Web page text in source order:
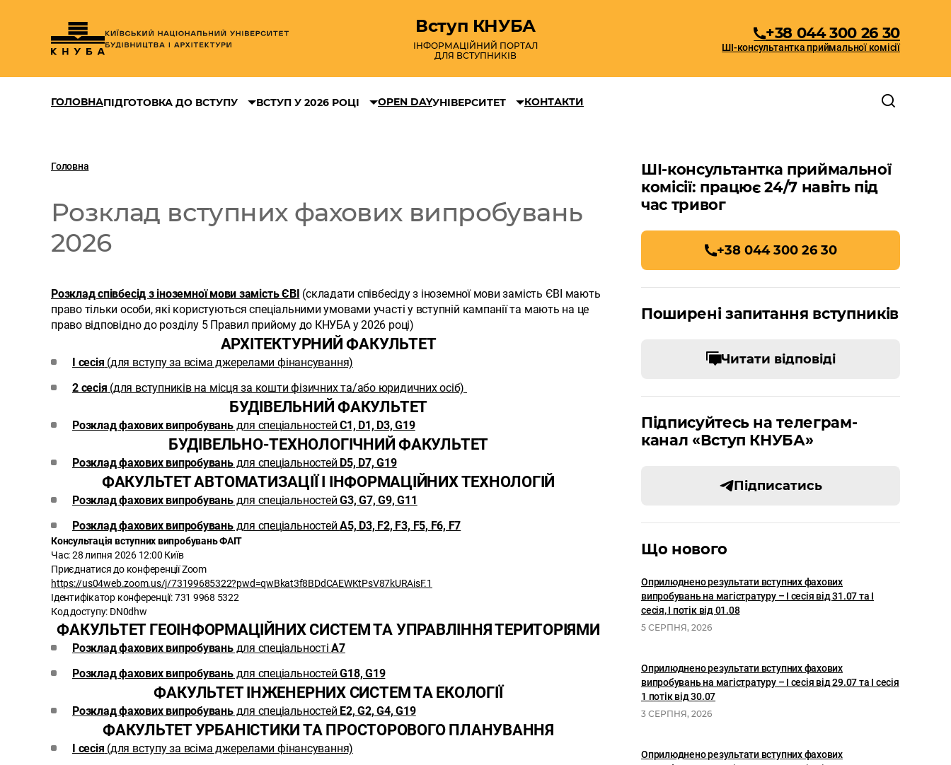
Вступ КНУБА
ІНФОРМАЦІЙНИЙ ПОРТАЛ
ДЛЯ ВСТУПНИКІВ
+38 044 300 26 30
ШІ-консультантка приймальної комісії
ГОЛОВНАПІДГОТОВКА ДО ВСТУПУ ВСТУП У 2026 РОЦІ OPEN DAYУНІВЕРСИТЕТ КОНТАКТИ
Головна
Розклад вступних фахових випробувань
2026
Розклад співбесід з іноземної мови замість ЄВІ (складати співбесіду з іноземної мови замість ЄВІ мають
право тільки особи, які користуються спеціальними умовами участі у вступній кампанії та мають на це
право відповідно до розділу 5 Правил прийому до КНУБА у 2026 році)
АРХІТЕКТУРНИЙ ФАКУЛЬТЕТ
І сесія (для вступу за всіма джерелами фінансування)
2 сесія (для вступників на місця за кошти фізичних та/або юридичних осіб)
БУДІВЕЛЬНИЙ ФАКУЛЬТЕТ
Розклад фахових випробуваньдля спеціальностейС1, D1, D3, G19
БУДІВЕЛЬНО-ТЕХНОЛОГІЧНИЙ ФАКУЛЬТЕТ
Розклад фахових випробуваньдля спеціальностей D5, D7, G19
ФАКУЛЬТЕТ АВТОМАТИЗАЦІЇ І ІНФОРМАЦІЙНИХ ТЕХНОЛОГІЙ
Розклад фахових випробуваньдля спеціальностейG3, G7, G9, G11
Розклад фахових випробуваньдля спеціальностейA5, D3, F2, F3, F5, F6, F7
Консультація вступних випробувань ФАІТ
Час: 28 липня 2026 12:00 Київ
Приєднатися до конференції Zoom
https://us04web.zoom.us/j/73199685322?pwd=qwBkat3f8BDdCAEWKtPsV87kURAisF.1
Ідентифікатор конференції: 731 9968 5322
Код доступу: DN0dhw
ФАКУЛЬТЕТ ГЕОІНФОРМАЦІЙНИХ СИСТЕМ ТА УПРАВЛІННЯ ТЕРИТОРІЯМИ
Розклад фахових випробуваньдля спеціальностіA7
Розклад фахових випробуваньдля спеціальностейG18, G19
ФАКУЛЬТЕТ ІНЖЕНЕРНИХ СИСТЕМ ТА ЕКОЛОГІЇ
Розклад фахових випробуваньдля спеціальностей E2, G2, G4, G19
ФАКУЛЬТЕТ УРБАНІСТИКИ ТА ПРОСТОРОВОГО ПЛАНУВАННЯ
І сесія (для вступу за всіма джерелами фінансування)
ШІ-консультантка приймальної
комісії: працює 24/7 навіть під
час тривог
+38 044 300 26 30
Поширені запитання вступників
Читати відповіді
Підписуйтесь на телеграм-
канал «Вступ КНУБА»
Підписатись
Що нового
Оприлюднено результати вступних фахових
випробувань на магістратуру – І сесія від 31.07 та І
сесія, I потік від 01.08
5 СЕРПНЯ, 2026
Оприлюднено результати вступних фахових
випробувань на магістратуру – І сесія від 29.07 та І сесія
1 потік від 30.07
3 СЕРПНЯ, 2026
Оприлюднено результати вступних фахових